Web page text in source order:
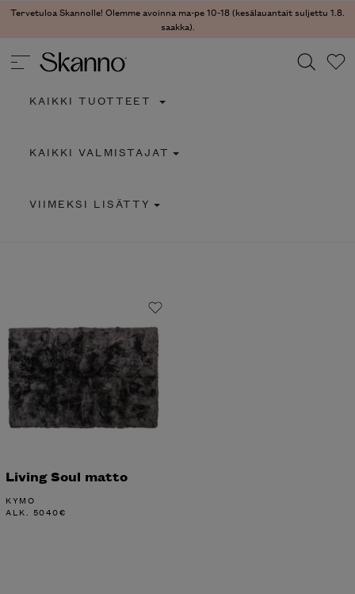
Tervetuloa Skannolle! Olemme avoinna ma-pe 10-18 (kesälauantait suljettu 1.8.
saakka).
Type 2 or more characters for results.
KAIKKI TUOTTEET
KAIKKI VALMISTAJAT
VIIMEKSI LISÄTTY
Living Soul matto
KYMO
ALK. 5040€